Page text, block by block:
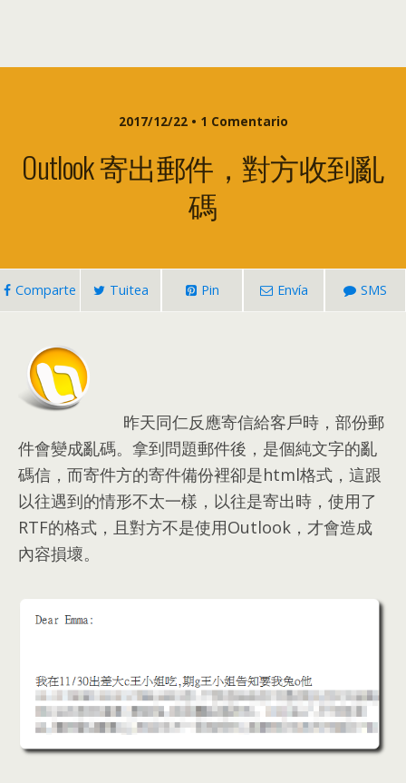
2017/12/22 • 1 Comentario
Outlook 寄出郵件 ， 對方收到亂
碼
Comparte Tuitea Pin Envía SMS
昨天同仁反應寄信給客戶時 ， 部份郵
件會變成亂碼。 拿到問題郵件後 ， 是個純文字的亂
碼信 ， 而寄件方的寄件備份裡卻是html格式 ， 這跟
以往遇到的情形不太一樣 ， 以往是寄出時 ， 使用了
RTF的格式 ， 且對方不是使用Outlook ， 才會造成
內容損壞。